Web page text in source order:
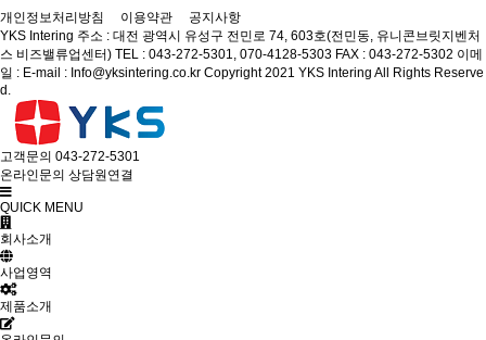
개인정보처리방침 이용약관
공지사항
YKS Intering 주소 : 대전 광역시 유성구 전민로 74, 603호(전민동, 유니콘브릿지벤처
스 비즈밸류업센터) TEL : 043-272-5301, 070-4128-5303 FAX : 043-272-5302 이메
일 : E-mail : Info@yksintering.co.kr Copyright 2021 YKS Intering All Rights Reserve
d.
고객문의 043-272-5301
온라인문의 상담원연결
QUICK MENU
회사소개
사업영역
제품소개